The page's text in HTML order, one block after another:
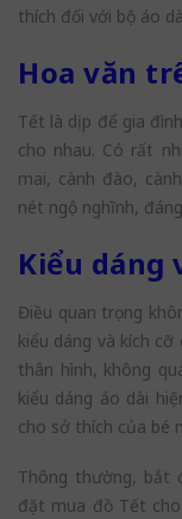
thích đối với bộ áo
Hoa văn
Tết là dịp để gia
cho nhau. Có rất
mai, cành đào,
nét ngộ nghĩnh,
Kiểu dáng
Điều quan trọng
kiểu dáng và kích
thân hình, không
kiểu dáng áo dài
cho sở thích của bé
Thông thường, bắt
đặt mua đồ Tết